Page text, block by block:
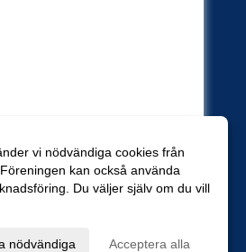
vi nödvändiga cookies från
kan också använda
Du väljer själv om du vill
nödvändiga Acceptera alla